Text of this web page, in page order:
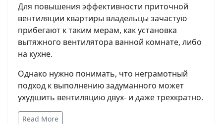
Для повышения эффективности приточной
вентиляции квартиры владельцы зачастую
прибегают к таким мерам, как установка
вытяжного вентилятора ванной комнате, либо
на кухне.
Однако нужно понимать, что неграмотный
подход к выполнению задуманного может
ухудшить вентиляцию двух- и даже трехкратно.
Read More